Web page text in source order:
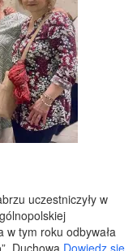
uczestniczyły w
tym roku odbywała
Duchową Dowiedz się